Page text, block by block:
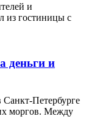
и
из гостиницы с
деньги и
Санкт-Петербурге
моргов. Между